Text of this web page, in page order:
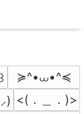
≽^•⩊•^≼
<(．＿．)>